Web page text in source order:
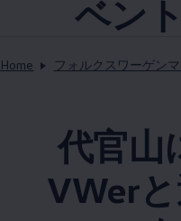
ベン
Home フォルクスワーゲン
代官山
VWer